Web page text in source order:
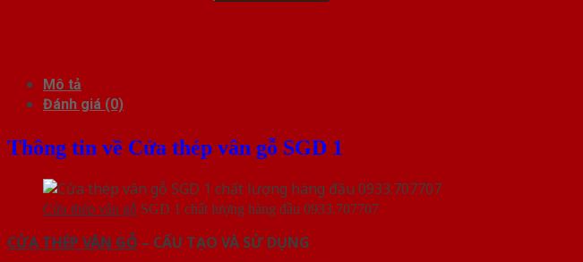
Mô tả
Đánh giá (0)
Thông tin về Cửa thép vân gỗ SGD 1
Cửa thép vân gỗ SGD 1 chất lượng hàng đầu 0933.707707
CỬA THÉP VÂN GỖ – CẤU TẠO VÀ SỬ DỤNG